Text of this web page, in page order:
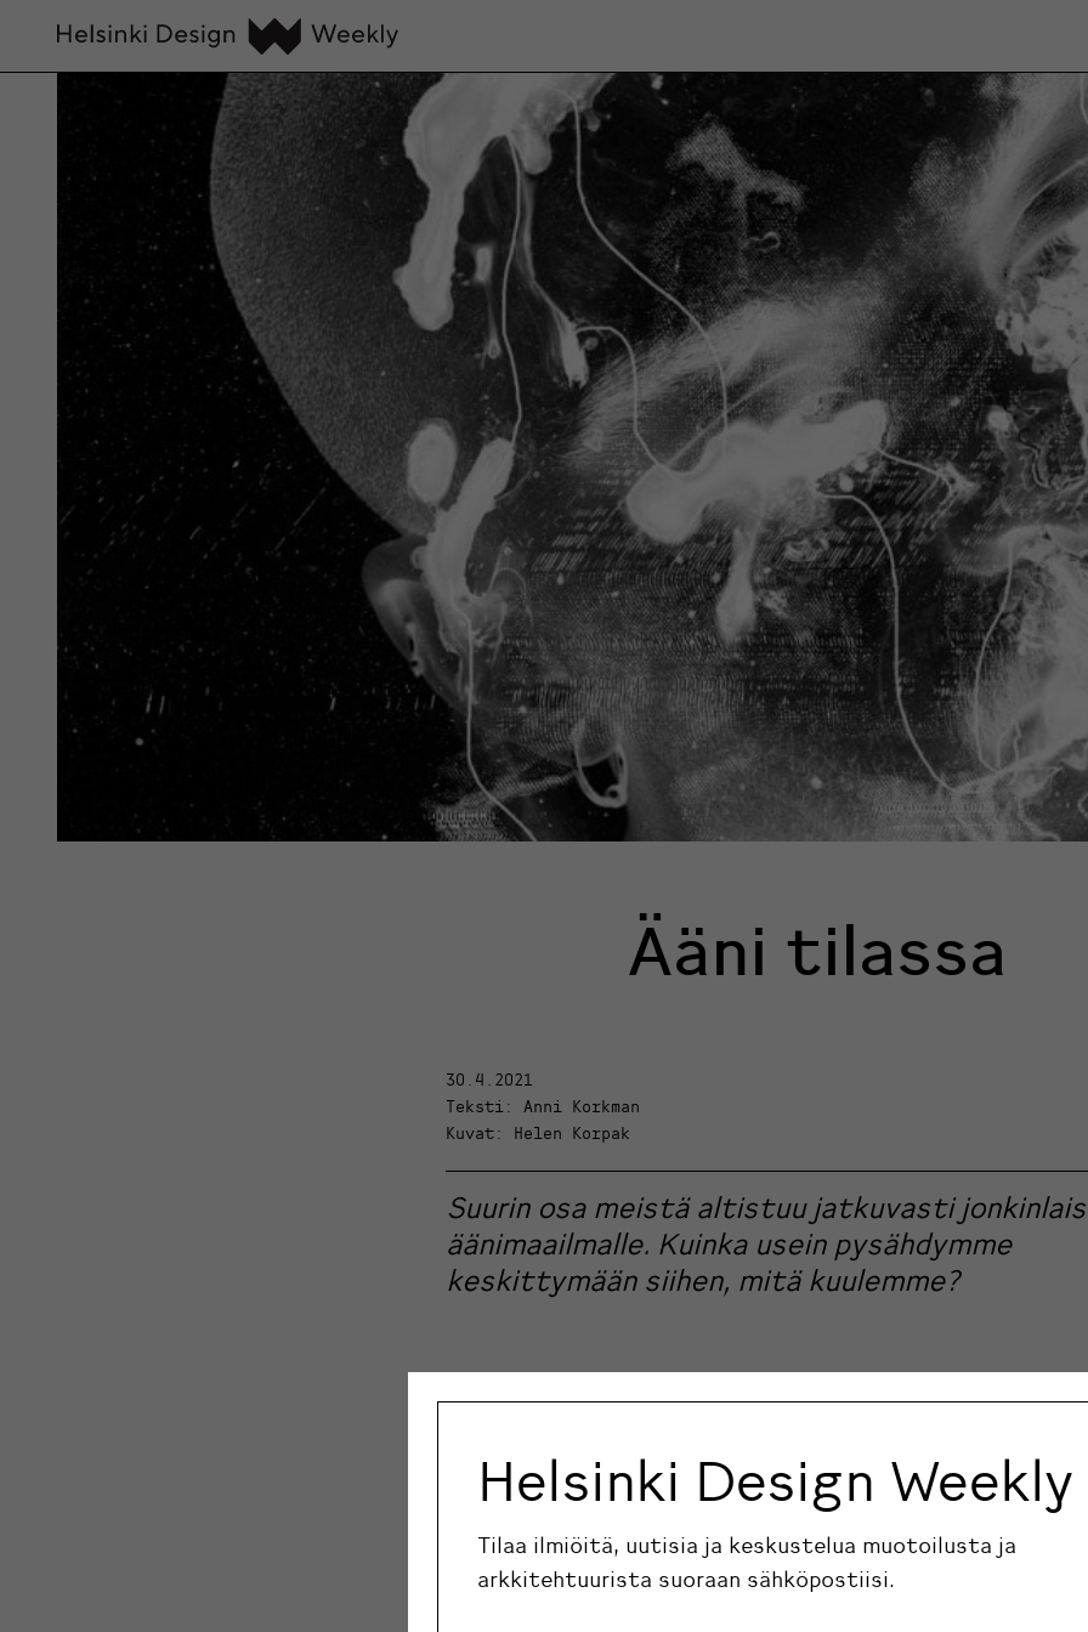
Ääni tilassa
30.4.2021
Teksti: Anni Korkman
Kuvat: Helen Korpak
Suurin osa meistä altistuu jatkuvasti
äänimaailmalle. Kuinka usein pysähdymme
keskittymään siihen, mitä kuulemme?
Helsinki Design Weekly
Tilaa ilmiöitä, uutisia ja keskustelua muotoilusta ja
arkkitehtuurista suoraan sähköpostiisi.